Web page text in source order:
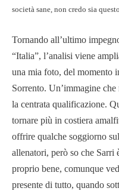
società sane, non credo sia
Tornando all’ultimo
“Italia”, l’analisi viene
una mia foto, del momento
Sorrento. Un’immagine
la centrata qualificazione.
tornare più in costiera
offrire qualche soggiorno
allenatori, però so che Sarri
proprio bene, comunque
presente di tutto, quando